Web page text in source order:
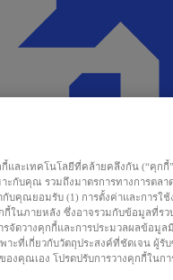
กี้และเทคโนโลยีที่คล้ายคลึงกัน (“คุ
กับคุณ รวมถึงมาตรการทางการตลา
กับคุณยอมรับ (1) การตั้งค่าและการใ
กี้ในภายหลัง ซึ่งอาจรวมกับข้อมูลที่ร
จัดวางคุกกี้และการประมวลผลข้อมูล
พาะที่เกี่ยวกับวัตถุประสงค์ที่ชัดเจน ผู้รั
งคุณเอง โปรดปรับการวางคุกกี้ในก